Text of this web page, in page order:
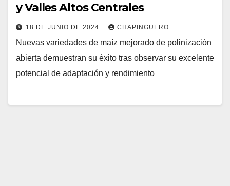
y Valles Altos Centrales
18 DE JUNIO DE 2024 CHAPINGUERO
Nuevas variedades de maíz mejorado de polinización
abierta demuestran su éxito tras observar su excelente
potencial de adaptación y rendimiento